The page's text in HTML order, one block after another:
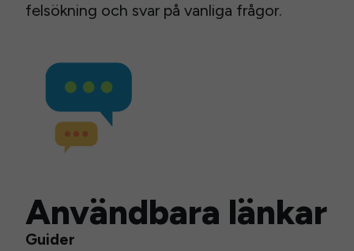
felsökning och svar på vanliga frågor.
Användbara länkar
Guider